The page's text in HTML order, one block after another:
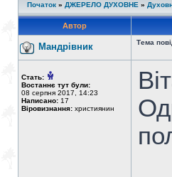
Початок » ДЖЕРЕЛО ДУХОВНЕ »
Автор
Мандрiвник Тема
Стать:
Востаннє тут були:
08 серпня 2017, 14:23
Написано: 17
Віровизнання: християнин